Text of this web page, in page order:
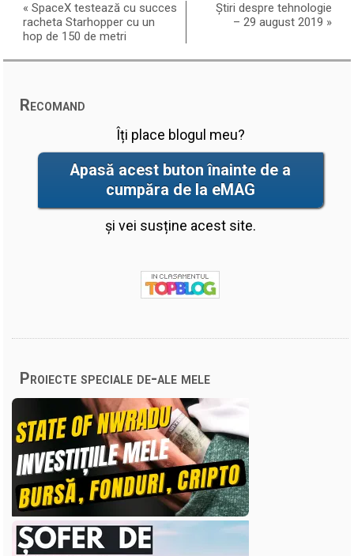
«SpaceX testează cu succes
racheta Starhopper cu un
hop de 150 de metri
Știri despre tehnologie
– 29 august 2019 »
Recomand
Îți place blogul meu?
Apasă acest buton înainte de a
cumpăra de la eMAG
și vei susține acest site.
Proiecte speciale de-ale mele